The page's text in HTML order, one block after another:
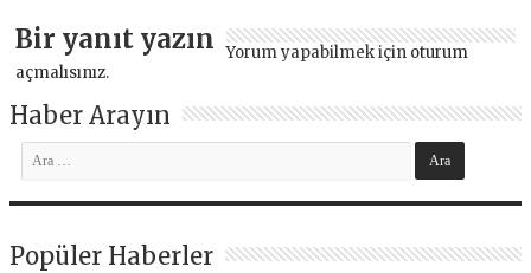
Bir yanıt yazın Yorum yapabilmek için oturum
açmalısınız.
Haber Arayın
Popüler Haberler